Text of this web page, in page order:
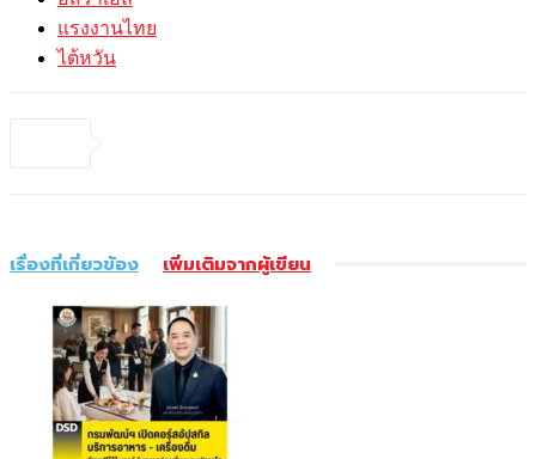
แรงงานไทย
ไต้หวัน
เรื่องที่เกี่ยวข้อง เพิ่มเติมจากผู้เขียน